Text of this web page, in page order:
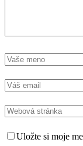
Uložte si moje